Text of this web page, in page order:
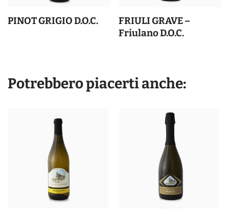
PINOT GRIGIO D.O.C.
FRIULI GRAVE –
Friulano D.O.C.
Potrebbero piacerti anche: